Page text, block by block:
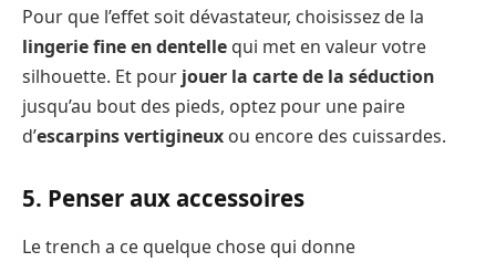
Pour que l’effet soit dévastateur, choisissez de la
lingerie fine en dentelle qui met en valeur votre
silhouette. Et pour jouer la carte de la séduction
jusqu’au bout des pieds, optez pour une paire
d’escarpins vertigineux ou encore des cuissardes.
5. Penser aux accessoires
Le trench a ce quelque chose qui donne